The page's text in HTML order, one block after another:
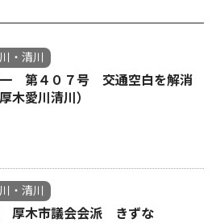
・清川
一 第４０７号 交通空白を解消
木愛川清川）
・清川
厚木市議会会派 きずな